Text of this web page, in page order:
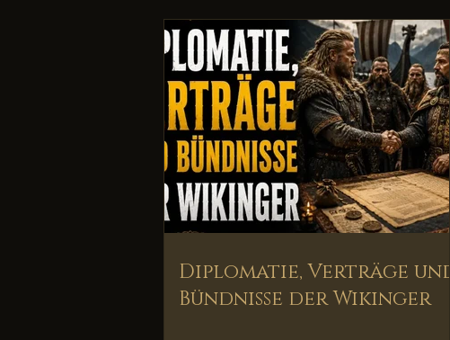
Diplomatie, Verträge und
Bündnisse der Wikinger